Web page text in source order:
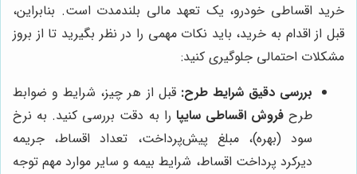
خرید اقساطی خودرو، یک تعهد مالی بلندمدت است. بنابراین،
قبل از اقدام به خرید، باید نکات مهمی را در نظر بگیرید تا از بروز
مشکلات احتمالی جلوگیری کنید:
بررسی دقیق شرایط طرح: قبل از هر چیز، شرایط و ضوابط
طرحفروش اقساطی سایپا را به دقت بررسی کنید. به نرخ
سود (بهره)، مبلغ پیش‌پرداخت، تعداد اقساط، جریمه
دیرکرد پرداخت اقساط، شرایط بیمه و سایر موارد مهم توجه